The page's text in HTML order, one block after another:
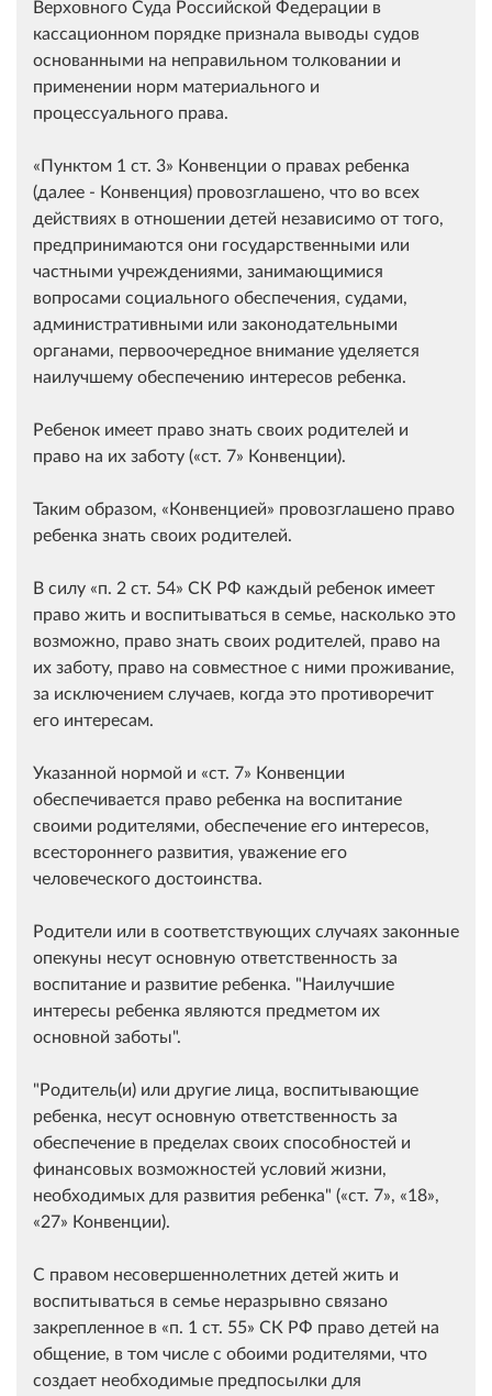
Верховного Суда Российской Федерации в
кассационном порядке признала выводы судов
основанными на неправильном толковании и
применении норм материального и
процессуального права.
Пунктом 1 ст. 3
Конвенции о правах ребенка
(далее - Конвенция) провозглашено, что во всех
действиях в отношении детей независимо от того,
предпринимаются они государственными или
частными учреждениями, занимающимися
вопросами социального обеспечения, судами,
административными или законодательными
органами, первоочередное внимание уделяется
наилучшему обеспечению интересов ребенка.
Ребенок имеет право знать своих родителей и
право на их заботу ( ст. 7 Конвенции).
Таким образом, Конвенцией
провозглашено право
ребенка знать своих родителей.
В силу п. 2 ст. 54 СК РФ каждый ребенок имеет
право жить и воспитываться в семье, насколько это
возможно, право знать своих родителей, право на
их заботу, право на совместное с ними проживание,
за исключением случаев, когда это противоречит
его интересам.
Указанной нормой и ст. 7
Конвенции
обеспечивается право ребенка на воспитание
своими родителями, обеспечение его интересов,
всестороннего развития, уважение его
человеческого достоинства.
Родители или в соответствующих случаях законные
опекуны несут основную ответственность за
воспитание и развитие ребенка. "Наилучшие
интересы ребенка являются предметом их
основной заботы".
"Родитель(и) или другие лица, воспитывающие
ребенка, несут основную ответственность за
обеспечение в пределах своих способностей и
финансовых возможностей условий жизни,
необходимых для развития ребенка" ( ст. 7 , 18 ,
27
Конвенции).
С правом несовершеннолетних детей жить и
воспитываться в семье неразрывно связано
закрепленное в
п. 1 ст. 55 СК РФ право детей на
общение, в том числе с обоими родителями, что
создает необходимые предпосылки для